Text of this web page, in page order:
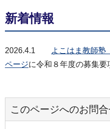
新着情報
2026.4.1
よこはま教師塾
ページに令和８年度の募集要
このページへのお問